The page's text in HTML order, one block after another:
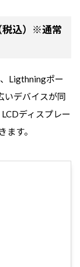
税込）※通常
Ligthningポー
いデバイスが同
ディスプレー
す。